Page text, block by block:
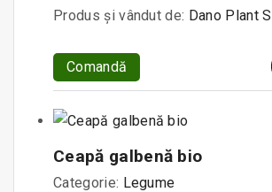
Produs și vândut de: Dano Plant
Comandă
Ceapă galbenă bio
Categorie: Legume